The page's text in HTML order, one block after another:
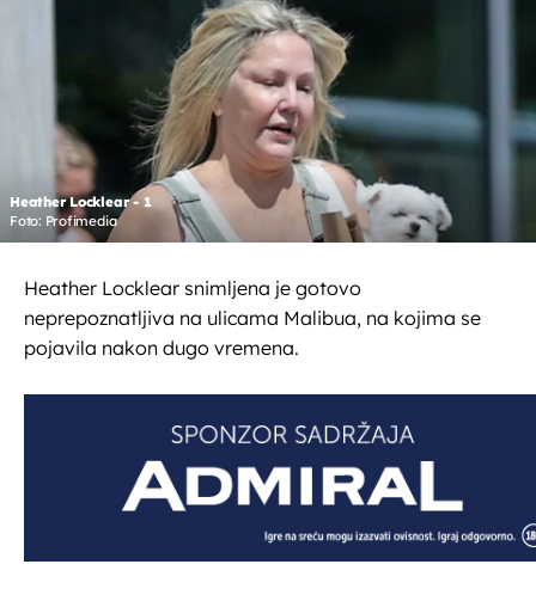
Heather Locklear - 1
Foto: Profimedia
Heather Locklear snimljena je gotovo
neprepoznatljiva na ulicama Malibua, na kojima se
pojavila nakon dugo vremena.